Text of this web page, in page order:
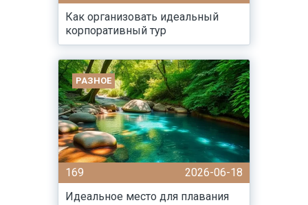
Как организовать идеальный
корпоративный тур
РАЗНОЕ
169
2026-06-18
Идеальное место для плавания